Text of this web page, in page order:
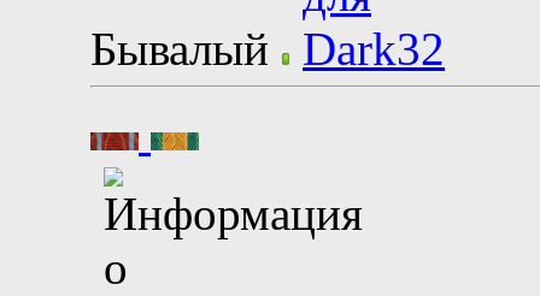
Бывалый